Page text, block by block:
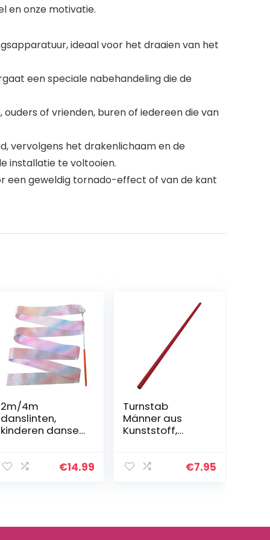
en onze motivatie.
ideaal voor het draaien van het
een speciale nabehandeling die de
of vrienden, buren of iedereen die van
vervolgens het drakenlichaam en de
installatie te voltooien.
een geweldig tornado-effect of van de kant
2m/4m
danslinten,
kinderen dansen
glinsterende
€14.99
Turnstab
Männer aus
Kunststoff,
120 cm
€7.95